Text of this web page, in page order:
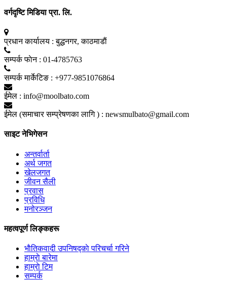
वर्गदृष्टि मिडिया प्रा. लि.
प्रधान कार्यालय : बुद्धनगर, काठमाडाैं
सम्पर्क फाेन : 01-4785763
सम्पर्क मार्केटिङ : +977-9851076864
ईमेल : info@moolbato.com
ईमेल (समाचार सम्प्रेषणका लागि ) : newsmulbato@gmail.com
साइट नेभिगेसन
अन्तर्वार्ता
अर्थ जगत
खेलजगत
जीवन सैली
प्रवास
प्रविधि
मनोरञ्जन
महत्वपूर्ण लिङ्कहरू
भाैतिकवादी उपनिषद्काे परिचर्चा गरिने
हाम्राे बारेमा
हाम्राे टिम
सम्पर्क